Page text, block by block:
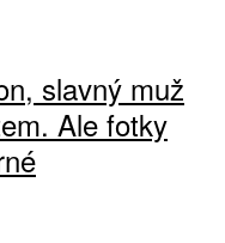
slavný muž
Ale fotky